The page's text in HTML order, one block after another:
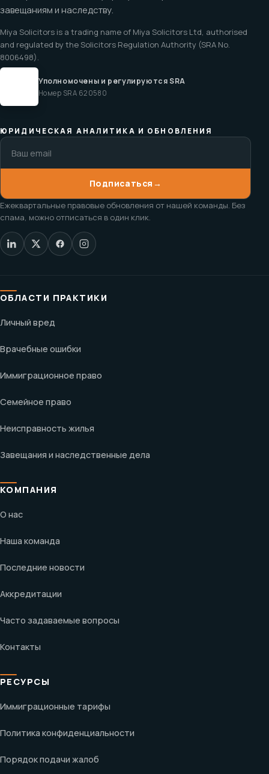
завещаниям и наследству.
Miya Solicitors is a trading name of Miya Solicitors Ltd, authorised
and regulated by the Solicitors Regulation Authority (SRA No.
8006498).
Уполномочены и регулируются SRA
Номер SRA 620580
ЮРИДИЧЕСКАЯ АНАЛИТИКА И ОБНОВЛЕНИЯ
Подписаться →
Ежеквартальные правовые обновления от нашей команды. Без
спама, можно отписаться в один клик.
ОБЛАСТИ ПРАКТИКИ
Личный вред
Врачебные ошибки
Иммиграционное право
Семейное право
Неисправность жилья
Завещания и наследственные дела
КОМПАНИЯ
О нас
Наша команда
Последние новости
Аккредитации
Часто задаваемые вопросы
Контакты
РЕСУРСЫ
Иммиграционные тарифы
Политика конфиденциальности
Порядок подачи жалоб